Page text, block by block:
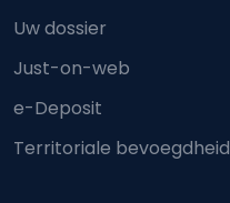
Uw dossier
Just-on-web
e-Deposit
Territoriale bevoegdheid